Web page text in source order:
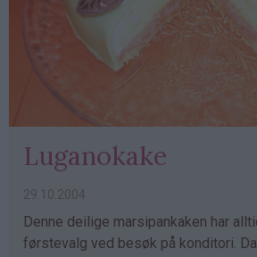
Luganokake
29.10.2004
Denne deilige marsipankaken har
førstevalg ved besøk på konditori.